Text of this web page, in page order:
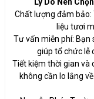
Chất lượng đảm bảo:
liệu tươi
Tư vấn miễn phí: Bạn
giúp tổ chức lễ
Tiết kiệm thời gian và
không cần lo lắng